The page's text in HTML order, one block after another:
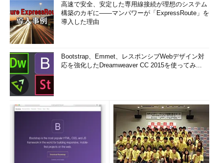
高速で安全、安定した専用線接続が理想のシステム
構築のカギに――マンパワーが「ExpressRoute」を
導入した理由
Bootstrap、Emmet、レスポンシブWebデザイン対
応を強化したDreamweaver CC 2015を使ってみ...